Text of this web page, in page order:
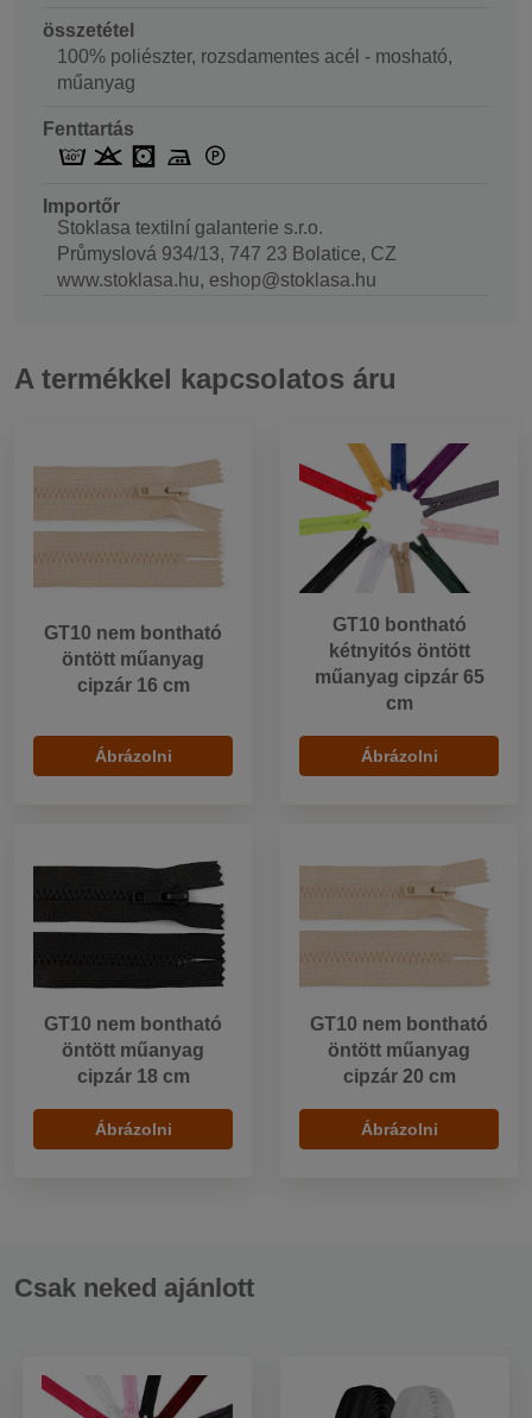
összetétel
100% poliészter, rozsdamentes acél - mosható,
műanyag
Fenttartás
Importőr
Stoklasa textilní galanterie s.r.o.
Průmyslová 934/13, 747 23 Bolatice, CZ
www.stoklasa.hu, eshop@stoklasa.hu
A termékkel kapcsolatos áru
GT10 nem bontható
öntött műanyag
cipzár 16 cm
Ábrázolni
GT10 bontható
kétnyitós öntött
műanyag cipzár 65
cm
Ábrázolni
GT10 nem bontható
öntött műanyag
cipzár 18 cm
Ábrázolni
GT10 nem bontható
öntött műanyag
cipzár 20 cm
Ábrázolni
Csak neked ajánlott